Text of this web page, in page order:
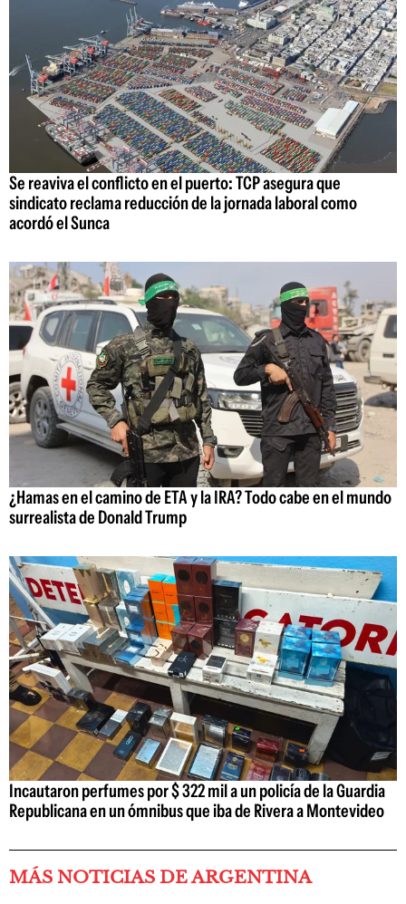
Se reaviva el conflicto en el puerto: TCP asegura que
sindicato reclama reducción de la jornada laboral como
acordó el Sunca
¿Hamas en el camino de ETA y la IRA? Todo cabe en el mundo
surrealista de Donald Trump
Incautaron perfumes por $ 322 mil a un policía de la Guardia
Republicana en un ómnibus que iba de Rivera a Montevideo
MÁS NOTICIAS DE ARGENTINA